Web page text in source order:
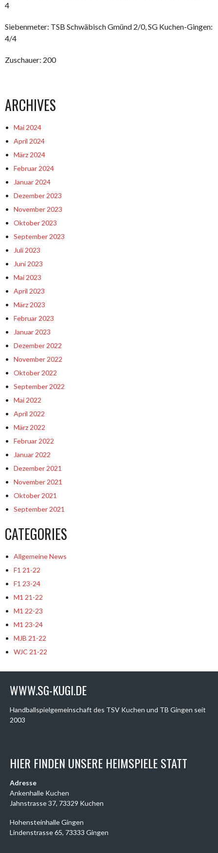
4
Siebenmeter: TSB Schwäbisch Gmünd 2/0, SG Kuchen-Gingen:
4/4
Zuschauer: 200
ARCHIVES
Mai 2024
April 2024
März 2024
Februar 2024
Januar 2024
Dezember 2023
November 2023
Oktober 2023
September 2023
Juli 2023
Juni 2023
Mai 2023
April 2023
März 2023
Februar 2023
Januar 2023
Dezember 2022
November 2022
Oktober 2022
September 2022
Mai 2022
April 2022
März 2022
Februar 2022
Januar 2022
Dezember 2021
November 2021
Oktober 2021
September 2021
CATEGORIES
Allgemeine News
F1 21-22
F1 23-24
M1 21-22
M1 22-23
M1 23-24
MJB 21-22
WJC 21-22
WWW.SG-KUGI.DE
Handballspielgemeinschaft des TSV Kuchen und TB Gingen seit
2003
HIER FINDEN UNSERE HEIMSPIELE STATT
Adresse
Ankenhalle Kuchen
Jahnstrasse 37, 73329 Kuchen
Hohensteinhalle Gingen
Lindenstrasse 65, 73333 Gingen